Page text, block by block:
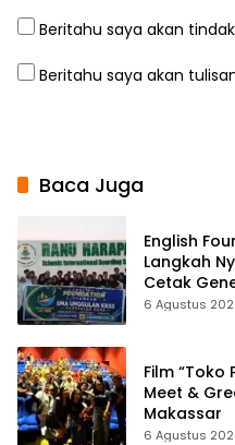
Beritahu saya akan
Beritahu saya akan
Baca Juga
English
Langkah
Cetak
6 Agustus
Film
Meet &
Makassar
6 Agustus